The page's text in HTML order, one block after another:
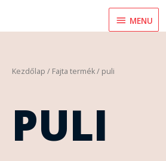
MENU
MENU
Kezdőlap / Fajta termék / puli
PULI